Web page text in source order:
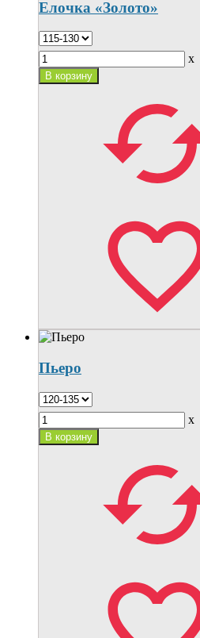
Елочка «Золото»
x
Пьеро
x